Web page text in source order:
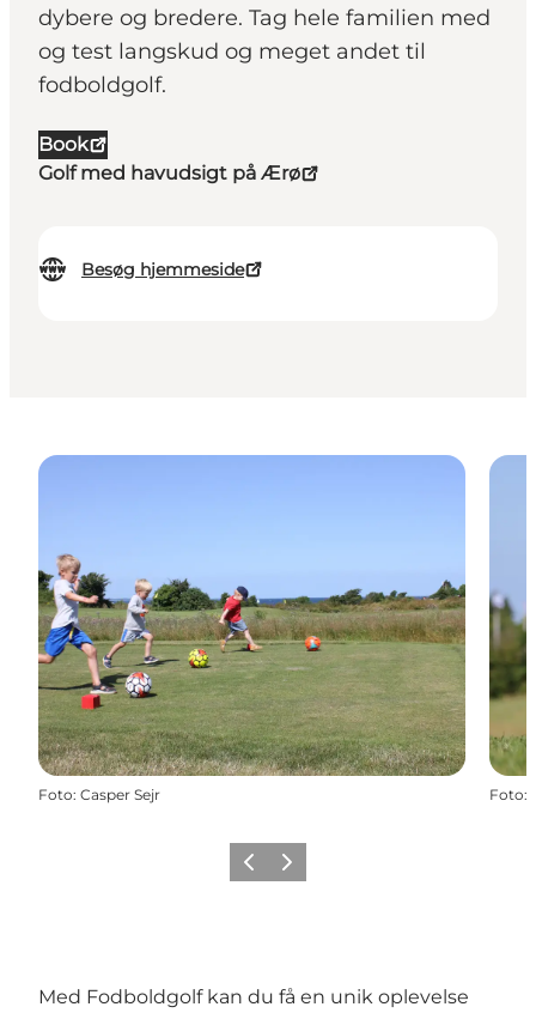
dybere og bredere. Tag hele familien med
og test langskud og meget andet til
fodboldgolf.
Book
Golf med havudsigt på Ærø
Besøg hjemmeside
Foto: Casper Sejr Foto:
ForrigeNæste
Med Fodboldgolf kan du få en unik oplevelse